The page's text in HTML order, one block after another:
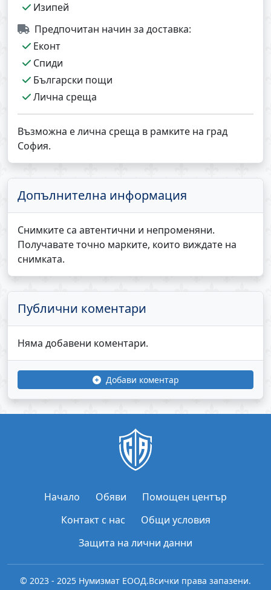
Изипей
Предпочитан начин за доставка:
Еконт
Спиди
Български пощи
Лична среща
Възможна е лична среща в рамките на град
София.
Допълнителна информация
Снимките са автентични и непроменяни.
Получавате точно марките, които виждате на
снимката.
Публични коментари
Няма добавени коментари.
Добави коментар
Начало Обяви
Помощен център
Контакт с нас
Общи условия
Защита на лични данни
© 2023 - 2025 Нумизмат ЕООД.Всички права запазени.